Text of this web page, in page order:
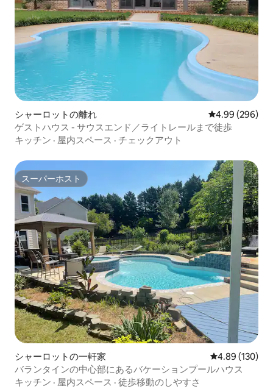
シャーロットの離れ レビュー296
4.99 (296)
ゲストハウス - サウスエンド／ライトレールまで徒歩
キッチン · 屋内スペース · チェックアウト
スーパーホスト
スーパーホスト
シャーロットの一軒家 レビュー130
4.89 (130)
バランタインの中心部にあるバケーションプールハウス
キッチン · 屋内スペース · 徒歩移動のしやすさ